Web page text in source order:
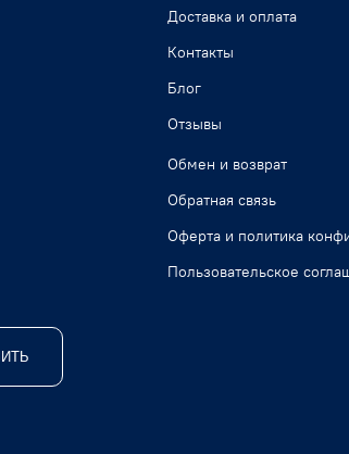
Доставка и оплата
Контакты
Блог
Отзывы
Обмен и возврат
Обратная связь
Оферта и политика
Пользовательское